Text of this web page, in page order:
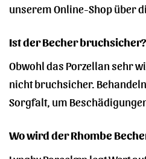
unserem Online-Shop über
Ist der Becher bruchsicher?
Obwohl das Porzellan sehr
nicht bruchsicher.
Sorgfalt, um
Wo wird der Rhombe